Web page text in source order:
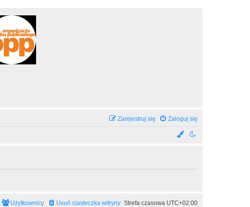
Zaloguj się
Zarejestruj się
Strefa czasowa UTC+02:00
Usuń ciasteczka witryny
Użytkownicy